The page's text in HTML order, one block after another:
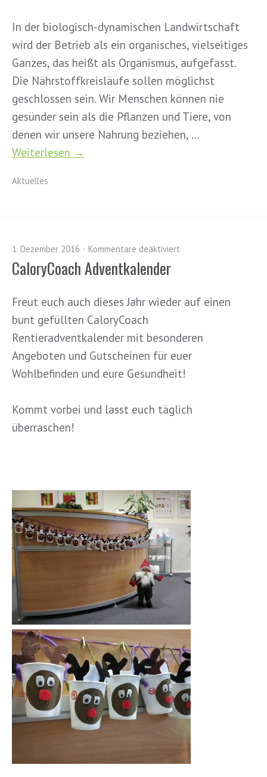
In der biologisch-dynamischen Landwirtschaft
wird der Betrieb als ein organisches, vielseitiges
Ganzes, das heißt als Organismus, aufgefasst.
Die Nährstoffkreisläufe sollen möglichst
geschlossen sein. Wir Menschen können nie
gesünder sein als die Pflanzen und Tiere, von
denen wir unsere Nahrung beziehen, …
Weiterlesen →
Aktuelles
1. Dezember 2016 Kommentare deaktiviert
CaloryCoach Adventkalender
Freut euch auch dieses Jahr wieder auf einen
bunt gefüllten CaloryCoach
Rentieradventkalender mit besonderen
Angeboten und Gutscheinen für euer
Wohlbefinden und eure Gesundheit!
Kommt vorbei und lasst euch täglich
überraschen!